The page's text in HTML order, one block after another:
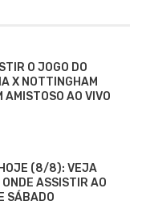
O JOGO DO
X NOTTINGHAM
AMISTOSO AO VIVO
(8/8): VEJA
ONDE ASSISTIR AO
SÁBADO